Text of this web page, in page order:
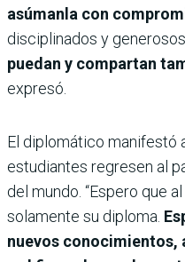
asúmanla con
disciplinados y generosos.
puedan y compartan
expresó.
El diplomático manifestó
estudiantes regresen al
del mundo. “Espero que
solamente su diploma.
nuevos conocimientos,